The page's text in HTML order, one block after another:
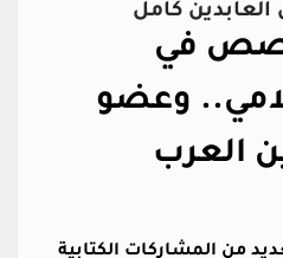
العابدين كامل
في
وعضو
العرب
من المشاركات الكتابية